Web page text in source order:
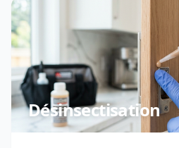
Désinsectisation